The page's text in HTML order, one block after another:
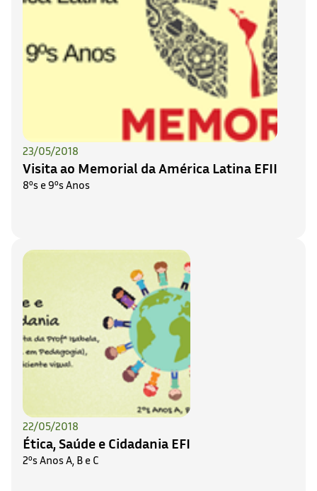
23/05/2018
Visita ao Memorial da América Latina EFII
8ºs e 9ºs Anos
22/05/2018
Ética, Saúde e Cidadania EFI
2ºs Anos A, B e C